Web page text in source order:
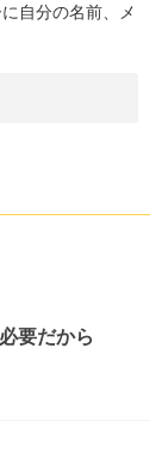
自分の名前、メ
要だから